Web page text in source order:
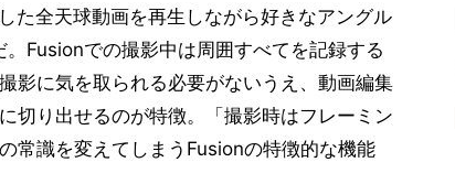
た全天球動画を再生しながら好きなアングル
Fusionでの撮影中は周囲すべてを記録する
影に気を取られる必要がないうえ、動画編集
切り出せるのが特徴。「撮影時はフレーミン
常識を変えてしまうFusionの特徴的な機能